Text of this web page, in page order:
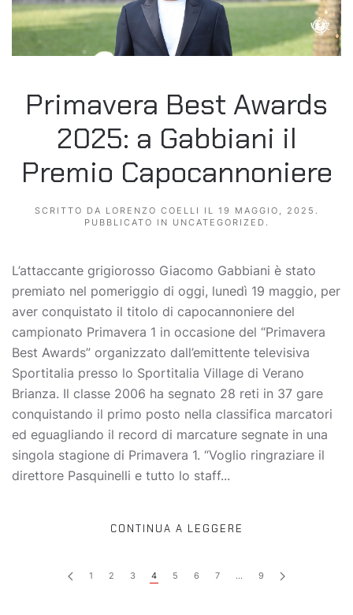
Primavera Best Awards
2025: a Gabbiani il
Premio Capocannoniere
SCRITTO DA LORENZO COELLI IL 19 MAGGIO, 2025 .
PUBBLICATO IN UNCATEGORIZED .
L’attaccante grigiorosso Giacomo Gabbiani è stato
premiato nel pomeriggio di oggi, lunedì 19 maggio, per
aver conquistato il titolo di capocannoniere del
campionato Primavera 1 in occasione del “Primavera
Best Awards” organizzato dall’emittente televisiva
Sportitalia presso lo Sportitalia Village di Verano
Brianza. Il classe 2006 ha segnato 28 reti in 37 gare
conquistando il primo posto nella classifica marcatori
ed eguagliando il record di marcature segnate in una
singola stagione di Primavera 1. “Voglio ringraziare il
direttore Pasquinelli e tutto lo staff...
CONTINUA A LEGGERE
1 2 3 4 5 6 7 … 9